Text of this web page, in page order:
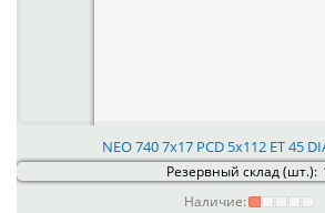
NEO 740 7x17 PCD 5x112 ET 45
Резервный склад (шт.):
Наличие: